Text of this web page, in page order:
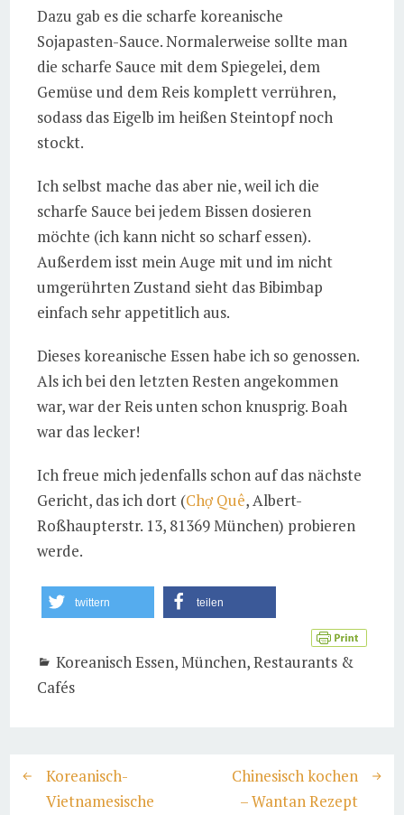
Dazu gab es die scharfe koreanische
Sojapasten-Sauce. Normalerweise sollte man
die scharfe Sauce mit dem Spiegelei, dem
Gemüse und dem Reis komplett verrühren,
sodass das Eigelb im heißen Steintopf noch
stockt.
Ich selbst mache das aber nie, weil ich die
scharfe Sauce bei jedem Bissen dosieren
möchte (ich kann nicht so scharf essen).
Außerdem isst mein Auge mit und im nicht
umgerührten Zustand sieht das Bibimbap
einfach sehr appetitlich aus.
Dieses koreanische Essen habe ich so genossen.
Als ich bei den letzten Resten angekommen
war, war der Reis unten schon knusprig. Boah
war das lecker!
Ich freue mich jedenfalls schon auf das nächste
Gericht, das ich dort (Chợ Quê, Albert-
Roßhaupterstr. 13, 81369 München) probieren
werde.
twittern teilen
Koreanisch Essen,München,Restaurants &
Cafés
Koreanisch-
Vietnamesische
Chinesisch kochen
– Wantan Rezept